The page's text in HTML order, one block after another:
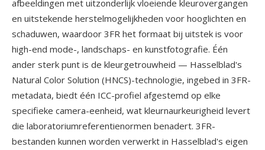
afbeeldingen met uitzonderlijk vloeiende kleurovergangen
en uitstekende herstelmogelijkheden voor hooglichten en
schaduwen, waardoor 3FR het formaat bij uitstek is voor
high-end mode-, landschaps- en kunstfotografie. Één
ander sterk punt is de kleurgetrouwheid — Hasselblad's
Natural Color Solution (HNCS)-technologie, ingebed in 3FR-
metadata, biedt één ICC-profiel afgestemd op elke
specifieke camera-eenheid, wat kleurnaurkeurigheid levert
die laboratoriumreferentienormen benadert. 3FR-
bestanden kunnen worden verwerkt in Hasselblad's eigen